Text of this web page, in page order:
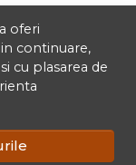
oferi
continuare,
si cu plasarea de